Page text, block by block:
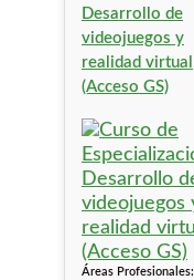
Desarrollo de
videojuegos y
realidad virtual
(Acceso GS)
Áreas Profesionales: